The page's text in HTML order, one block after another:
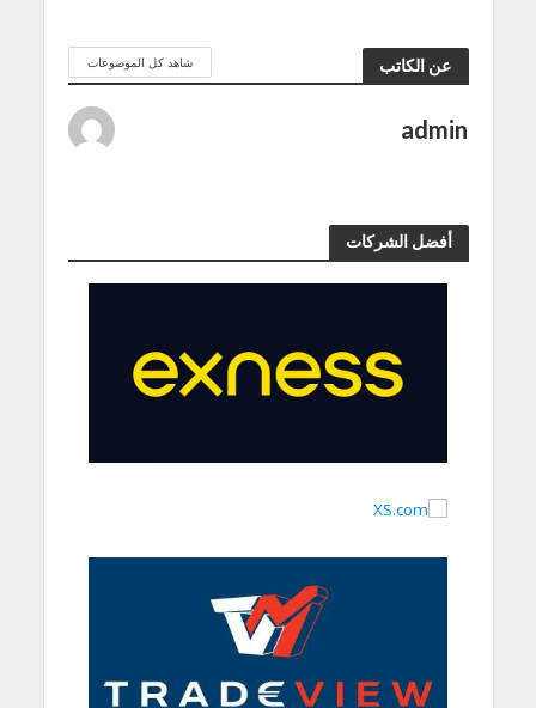
عن الكاتب شاهد كل الموضوعات
admin
أفضل الشركات